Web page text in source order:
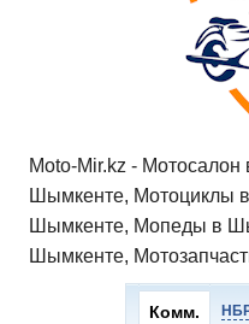
Moto-Mir.kz -
Шымкенте, Мотоциклы
Шымкенте, Мопеды в
Шымкенте,